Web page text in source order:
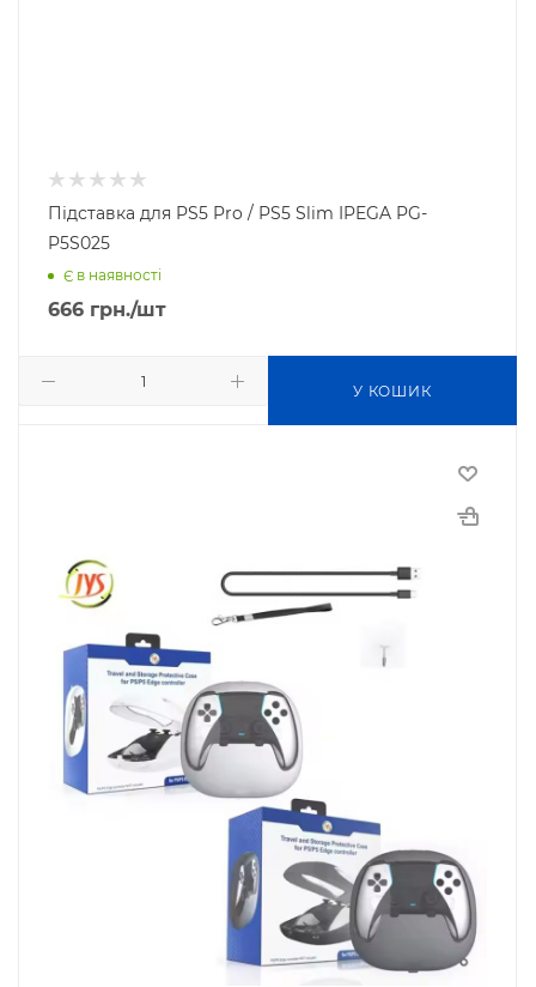
Підставка для PS5 Pro / PS5 Slim IPEGA PG-
P5S025
Є в наявності
666 грн./шт
У КОШИК